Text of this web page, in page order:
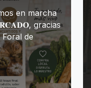
en marcha
gracias
de